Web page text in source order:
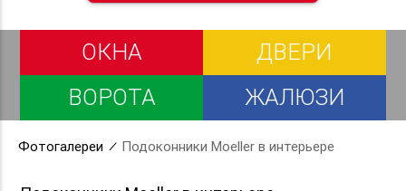
ОКНА
ДВЕРИ
ВОРОТА
ЖАЛЮЗИ
Фотогалереи Подоконники Moeller в интерьере